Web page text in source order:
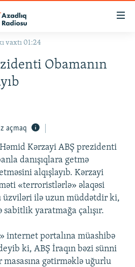
STANDARTLARIMIZ
vaxtı 01:24
Obamanın
açmaq
Kərzayi ABŞ prezidenti
danışıqlara getmə
alqışlayıb. Kərzayi
«terroristlərlə» əlaqəsi
üzviləri ilə uzun müddətdir ki,
yaratmağa çalışır.
internet portalına müashibə
ki, ABŞ İraqın bəzi sünni
masasına gətirməklə uğurlu